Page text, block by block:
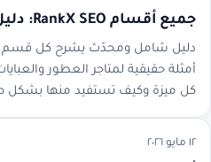
جميع أقسام RankX SEO: دليل تفصيلي لكل نوع متجر
أمثلة حقيقية لمتاجر العطور
كل ميزة وكيف تستفيد منها بشكل
١٢ مايو ٢٠٢٦